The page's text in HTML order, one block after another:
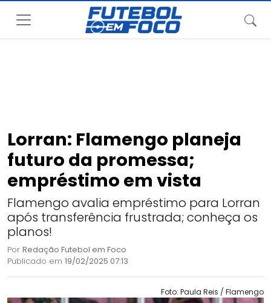
Lorran: Flamengo planeja
futuro da promessa;
empréstimo em vista
Flamengo avalia empréstimo para Lorran
após transferência frustrada; conheça os
planos!
Por Redação Futebol em Foco
Publicado em 19/02/2025 07:13
Foto: Paula Reis / Flamengo